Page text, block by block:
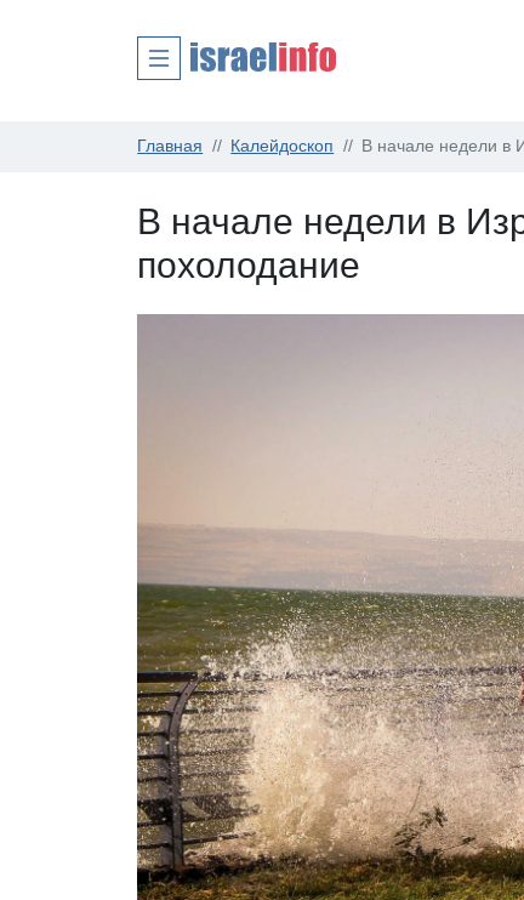
Главная Калейдоскоп В начале недели в
В начале недели в
похолодание